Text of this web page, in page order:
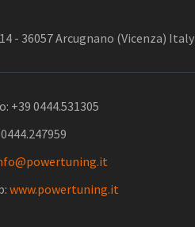
- 36057 Arcugnano (Vicenza) Italy
+39 0444.531305
www.powertuning.it